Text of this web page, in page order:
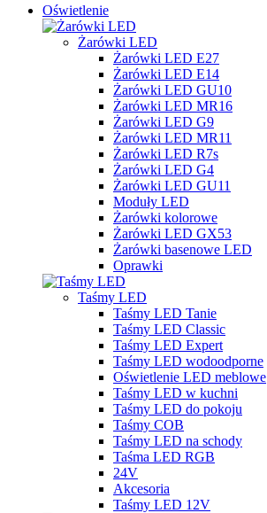
Oświetlenie
Żarówki LED
Żarówki LED E27
Żarówki LED E14
Żarówki LED GU10
Żarówki LED MR16
Żarówki LED G9
Żarówki LED MR11
Żarówki LED R7s
Żarówki LED G4
Żarówki LED GU11
Moduły LED
Żarówki kolorowe
Żarówki LED GX53
Żarówki basenowe LED
Oprawki
Taśmy LED
Taśmy LED Tanie
Taśmy LED Classic
Taśmy LED Expert
Taśmy LED wodoodporne
Oświetlenie LED meblowe
Taśmy LED w kuchni
Taśmy LED do pokoju
Taśmy COB
Taśmy LED na schody
Taśma LED RGB
24V
Akcesoria
Taśmy LED 12V